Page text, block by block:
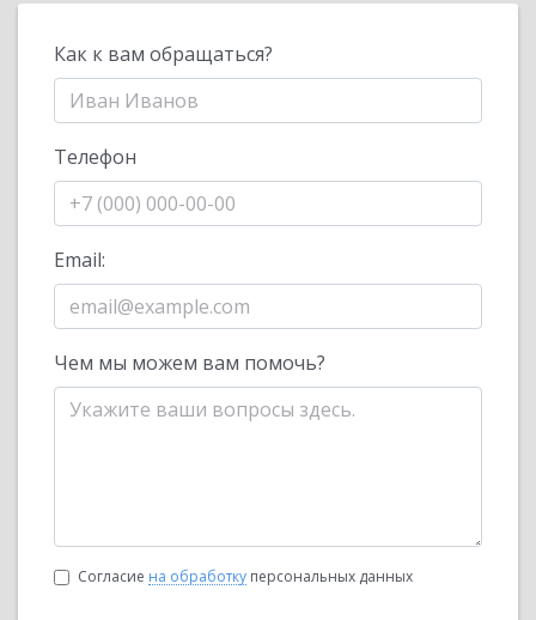
Как к вам обращаться?
Телефон
Email:
Чем мы можем вам помочь?
Согласие на обработку персональных данных